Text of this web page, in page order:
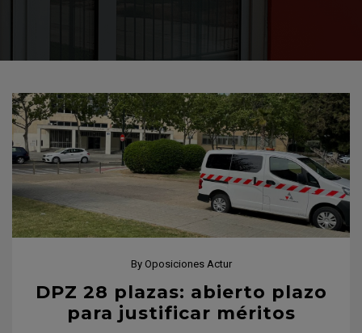
By Oposiciones Actur
DPZ 28 plazas: abierto plazo
para justificar méritos